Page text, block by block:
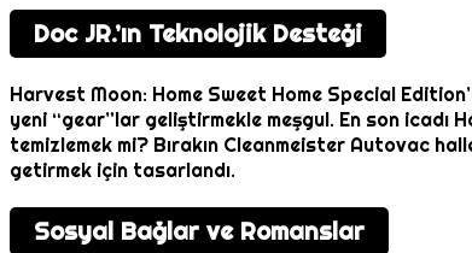
Doc JR.’ın Teknolojik Desteği
Harvest Moon: Home Sweet Home Special
yeni “gear”lar geliştirmekle meşgul. En son icadı
temizlemek mi? Bırakın Cleanmeister Autovac
getirmek için tasarlandı.
Sosyal Bağlar ve Romanslar